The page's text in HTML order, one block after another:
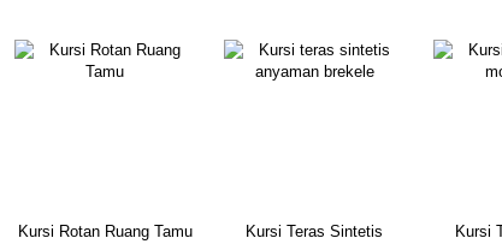
Kursi Rotan Ruang Tamu
Kursi Teras Sintetis
Kursi